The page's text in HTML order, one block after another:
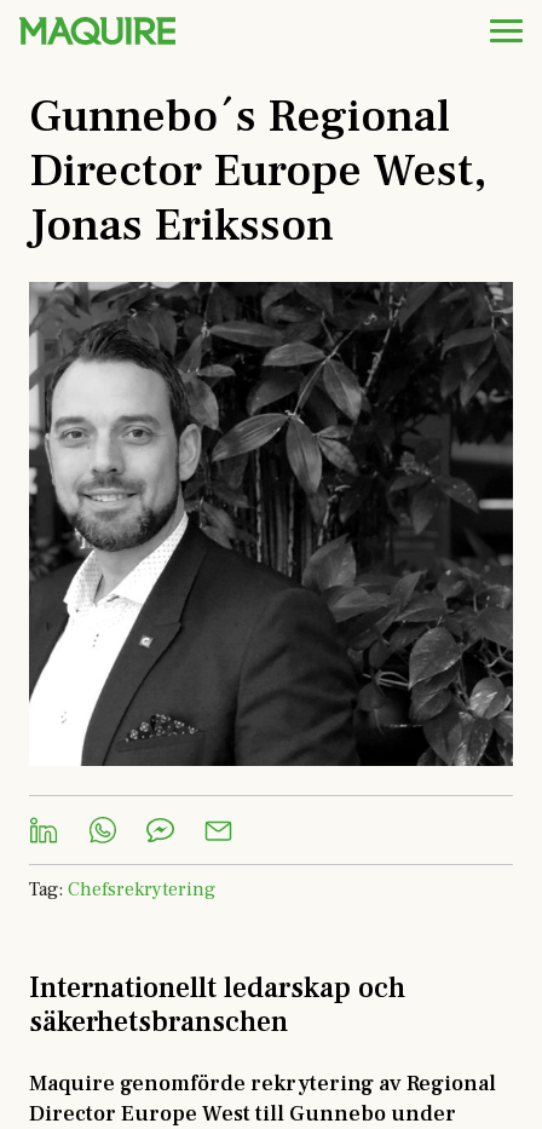
Gunnebo´s Regional
Director Europe West,
Jonas Eriksson
Tag: Chefsrekrytering
Internationellt ledarskap och
säkerhetsbranschen
Maquire genomförde rekrytering av Regional
Director Europe West till Gunnebo under